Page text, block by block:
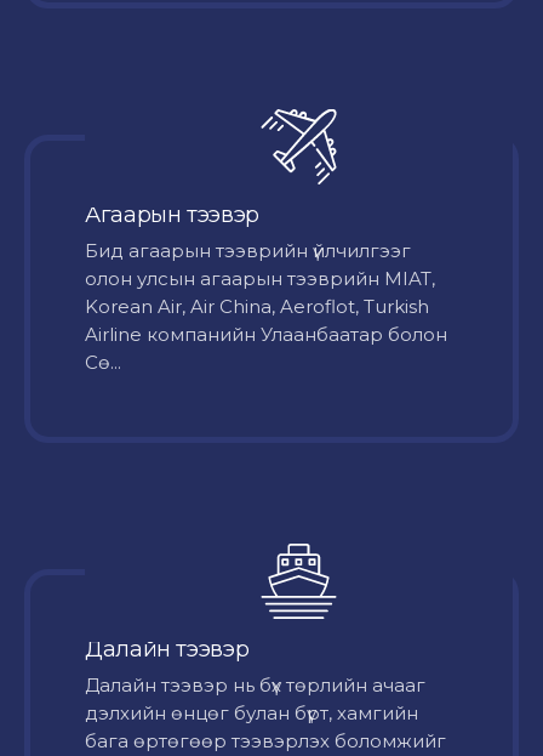
Агаарын тээвэр
Бид агаарын тээврийн үйлчилгээг
олон улсын агаарын тээврийн MIAT,
Korean Air, Air China, Aeroflot, Turkish
Airline компанийн Улаанбаатар болон
Сө...
Далайн тээвэр
Далайн тээвэр нь бүх төрлийн ачааг
дэлхийн өнцөг булан бүрт, хамгийн
бага өртөгөөр тээвэрлэх боломжийг